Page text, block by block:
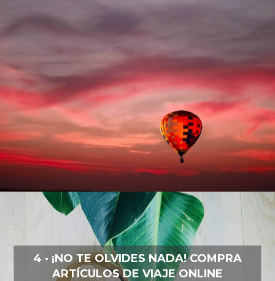
4 · ¡NO TE OLVIDES NADA! COMPRA
ARTÍCULOS DE VIAJE ONLINE